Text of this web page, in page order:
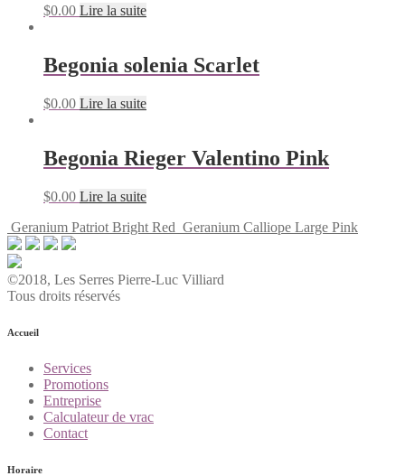
$0.00 Lire la suite
Begonia solenia Scarlet
$0.00 Lire la suite
Begonia Rieger Valentino Pink
$0.00 Lire la suite
Geranium Patriot Bright Red Geranium Calliope Large Pink
©2018, Les Serres Pierre-Luc Villiard
Tous droits réservés
Accueil
Services
Promotions
Entreprise
Calculateur de vrac
Contact
Horaire